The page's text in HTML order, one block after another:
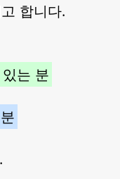
합니다.
는 분